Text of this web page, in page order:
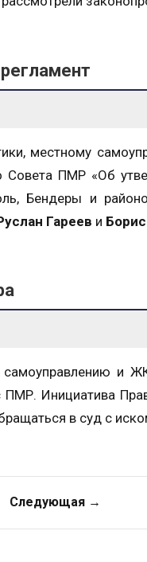
местному
Совета ПМР «Об
Бендеры и
Гареев и
и
Инициатива
в суд с
Следующая →